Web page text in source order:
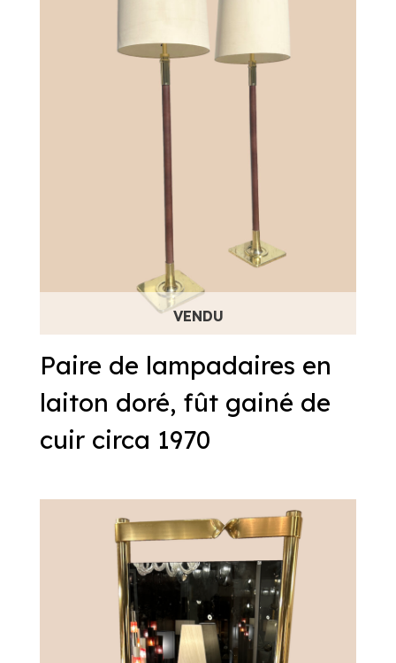
Paire de lampadaires en
laiton doré, fût gainé de
cuir circa 1970